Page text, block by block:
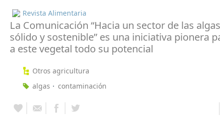
Revista Alimentaria
La Comunicación “Hacia un sector de las
sólido y sostenible” es una iniciativa pionera
a este vegetal todo su potencial
Otros agricultura
algas
contaminación